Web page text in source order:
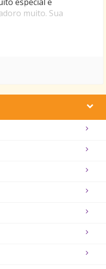
muito. Sua
tão especial ou mais